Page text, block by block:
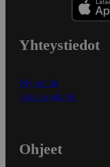
Yhteystiedot
Myymälät
Asiakaspalvelu
Ohjeet